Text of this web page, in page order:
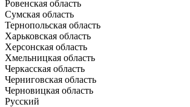
Ровенская область
Сумская область
Тернопольская область
Харьковская область
Херсонская область
Хмельницкая область
Черкасская область
Черниговская область
Черновицкая область
Русский